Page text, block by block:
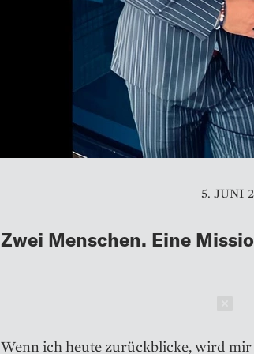
5. JUNI
Zwei Menschen. Eine
Wenn ich heute zurückblicke, wird